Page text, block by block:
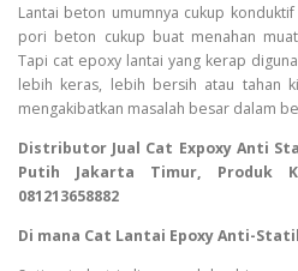
Lantai beton umumnya cukup
pori beton cukup buat menahan
Tapi cat epoxy lantai yang kerap
lebih keras, lebih bersih atau tahan
mengakibatkan masalah besar dalam
Distributor Jual Cat Expoxy Anti
Putih Jakarta Timur, Produk
081213658882
Di mana Cat Lantai Epoxy Anti-